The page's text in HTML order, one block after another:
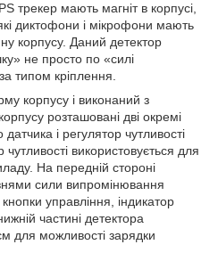
трекер мають магніт в корпусі,
диктофони і мікрофони мають
корпусу. Даний детектор
не просто по «силі
типом кріплення.
корпусу і виконаний з
розташовані дві окремі
і регулятор чутливості
використовується для
На передній стороні
сили випромінювання
управління, індикатор
частині детектора
для можливості зарядки